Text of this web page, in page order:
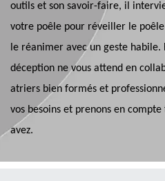
outils et son savoir-faire, il
votre poêle pour réveiller le
le réanimer avec un geste habile.
déception ne vous attend en
atriers bien formés et
vos besoins et prenons en
avez.